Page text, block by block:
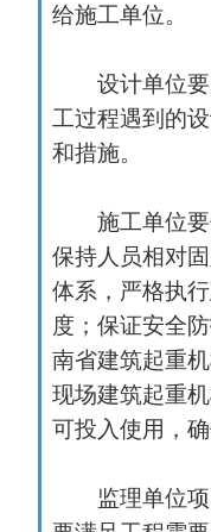
给施工单位。
设计单位要
工过程遇到的
和措施。
施工单位要
保持人员相对
体系，严格执
度；保证安全
南省建筑起重
现场建筑起重
可投入使用，
监理单位项